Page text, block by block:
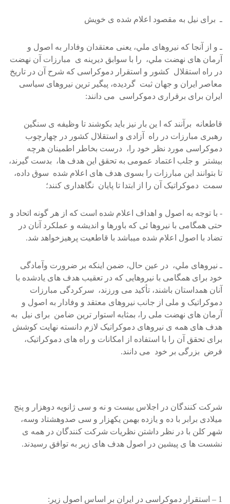
ـ برای نيل به مقصود اعلام شده ی خويش
ـ و از آنجا که نيروهای ملي، يعنی معتقدان وفادار به اصول و
آرمان های نهضت ملي، را با سوابق ديرينه ی مبارزات آن نهضت
در راه استقلال کشور و استقرار دموکراسی که شرح آن در تاريخ
معاصر ايران و جهان ثبت گرديده، پيگير ترين نيروهای سياسی
ايران برای برقراری دموکراسی می دانند:
قاطعانه برآنند که ا ين بار نيز بايد بکوشند تا وظيفه ی سنگين
رهبری مبارزات در راه آزادی و استقلال کشور در چهارچوب
دموکراسی مورد نظر خود را، درست بخاطر اطمينان هرچه
بيشتر و جلب اعتماد عمومی به تحقق اين هدف ها، بدست گيرند،
تا بتوانند اين مبارزات را بسوی هدف های اعلام شده سوق داده،
سمت دموکراتيک آن را از ابتدا تا پايان نگاهداری کنند؛
- با توجه به اصول و اهداف اعلام شده است که از هر گونه اتحاد و
حتی همگامی با نيروها ئی که باورها و انديشه و عملکرد آنان در
تضاد با اصول اعلام شده ميباشد با قاطعيت پرهيزخواهد شد.
ـ نيروهای ملي، در عين حال، ضمن اينکه بر ضرورت وآمادگی
خود برای همگامی با نيروهايی که در تعقيب هدف های يادشده با
آنان همداستان باشند، تأکيد می ورزند، سرکردگی مبارزات
دموکراتيک و ملی از جانب نيروهای معتقد و وفادار به اصول و
آرمان های نهضت ملی را، بمثابه استوار ترين ضامن برای نيل به
هدف های همه ی نيروهای دموکراتيک لازم دانسته نهايت کوشش
برای تحقق آن را با استفاده از امکانات و راه های دموکراتيک،
فرض بزرگی بر خود می دانند.
شرکت کنندگان در اجلاس بيست و نه و سی ژانويه دوهزار و پنج
ميلادی برابر با ده و يازده بهمن يکهزار و سی صدوهشتاد وسه،
شهر کلن با در نظر داشتن نظريات شرکت کنندگان در همه ی
نشست ها ی پيشين در اصول هدف های زير به توافق رسيدند.
1 – استقرار دموکراسی در ايران بر اساس اصول زير: